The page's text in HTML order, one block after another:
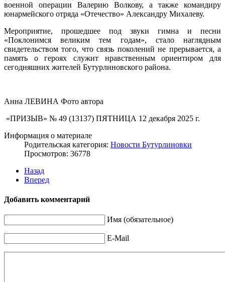
военной операции Валерию Волкову, а также командиру
юнармейского отряда «Отечество» Александру Михалеву.
Мероприятие, прошедшее под звуки гимна и песни
«Поклонимся великим тем годам», стало наглядным
свидетельством того, что связь поколений не прерывается, а
память о героях служит нравственным ориентиром для
сегодняшних жителей Бутурлиновского района.
Анна ЛЕВИНА Фото автора
«ПРИЗЫВ» № 49 (13137) ПЯТНИЦА 12 декабря 2025 г.
Информация о материале
Родительская категория: Новости Бутурлиновки
Просмотров: 36778
Назад
Вперед
Добавить комментарий
Имя (обязательное)
E-Mail